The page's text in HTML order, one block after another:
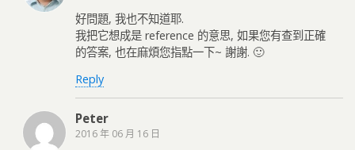
好問題, 我也不知道耶.
我把它想成是 reference 的意思, 如果您有查到正確
的答案, 也在麻煩您指點一下~ 謝謝. 🙂
Reply
Peter
2016 年 06 月 16 日